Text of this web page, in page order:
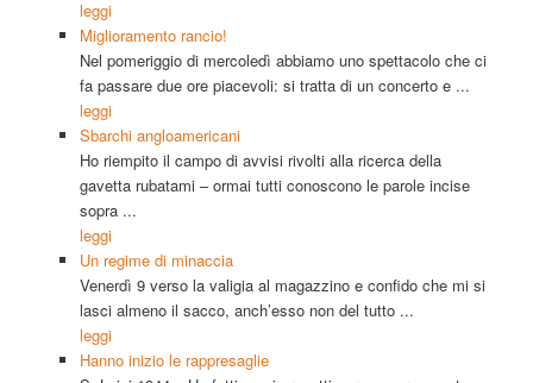
leggi
Miglioramento rancio!
Nel pomeriggio di mercoledì abbiamo uno spettacolo che ci
fa passare due ore piacevoli: si tratta di un concerto e ...
leggi
Sbarchi angloamericani
Ho riempito il campo di avvisi rivolti alla ricerca della
gavetta rubatami – ormai tutti conoscono le parole incise
sopra ...
leggi
Un regime di minaccia
Venerdì 9 verso la valigia al magazzino e confido che mi si
lasci almeno il sacco, anch’esso non del tutto ...
leggi
Hanno inizio le rappresaglie